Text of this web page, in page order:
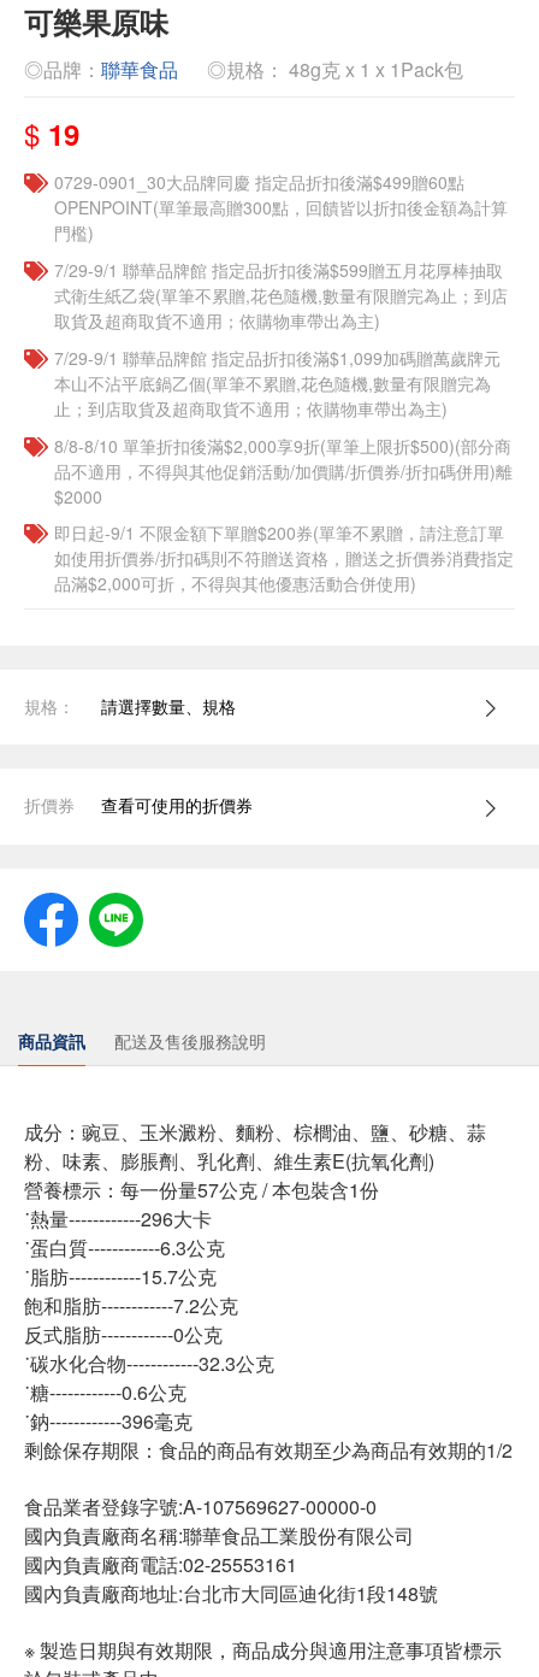
可樂果原味
◎品牌： 聯華食品 ◎規格： 48g克 x 1 x 1Pack包
$ 19
0729-0901_30大品牌同慶 指定品折扣後滿$499贈60點
OPENPOINT(單筆最高贈300點，回饋皆以折扣後金額為計算
門檻)
7/29-9/1 聯華品牌館 指定品折扣後滿$599贈五月花厚棒抽取
式衛生紙乙袋(單筆不累贈,花色隨機,數量有限贈完為止；到店
取貨及超商取貨不適用；依購物車帶出為主)​​
7/29-9/1 聯華品牌館 指定品折扣後滿$1,099加碼贈萬歲牌元
本山不沾平底鍋乙個(單筆不累贈,花色隨機,數量有限贈完為
止；到店取貨及超商取貨不適用；依購物車帶出為主)​​
8/8-8/10 單筆折扣後滿$2,000享9折(單筆上限折$500)(部分商
品不適用，不得與其他促銷活動/加價購/折價券/折扣碼併用)離
$2000
即日起-9/1 不限金額下單贈$200券(單筆不累贈，請注意訂單
如使用折價券/折扣碼則不符贈送資格，贈送之折價券消費指定
品滿$2,000可折，不得與其他優惠活動合併使用)
規格： 請選擇數量、規格
折價券 查看可使用的折價券
商品資訊 配送及售後服務說明
成分：豌豆、玉米澱粉、麵粉、棕櫚油、鹽、砂糖、蒜
粉、味素、膨脹劑、乳化劑、維生素E(抗氧化劑)
營養標示：每一份量57公克 / 本包裝含1份
˙熱量------------296大卡
˙蛋白質------------6.3公克
˙脂肪------------15.7公克
飽和脂肪------------7.2公克
反式脂肪------------0公克
˙碳水化合物------------32.3公克
˙糖------------0.6公克
˙鈉------------396毫克
剩餘保存期限：食品的商品有效期至少為商品有效期的1/2
食品業者登錄字號:A-107569627-00000-0
國內負責廠商名稱:聯華食品工業股份有限公司
國內負責廠商電話:02-25553161
國內負責廠商地址:台北市大同區迪化街1段148號
※ 製造日期與有效期限，商品成分與適用注意事項皆標示